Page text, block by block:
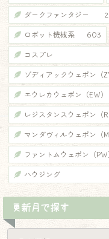
ダークファンタジー
ロボット機械系 603
コスプレ
ゾディアックウェポン（
エウレカウェポン（EW）
レジスタンスウェポン（
マンダヴィルウェポン（
ファントムウェポン（PW
ハウジング
更新月で探す